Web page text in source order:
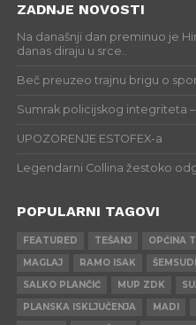
ZADNJE NOVOSTI
Na današnji dan preminuo je
danas diraju u srce..
Beč preuzeo trajnu brigu o
Sumrak policijskog integriteta
UPOZORENJE ESTOFEX-a
Legendarni Collina žestoko
POPULARNI TAGOVI
FEATURED TEŠANJ OPĆINA
MAGLAJ
RAMO ISAK
SALKO PLANČIĆ
MUP ZDK
PLANSKA ISKLJUČENJA
MADI